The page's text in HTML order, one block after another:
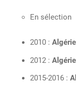
En sélection
2010 : Algérie
2012 :
2015-2016 :